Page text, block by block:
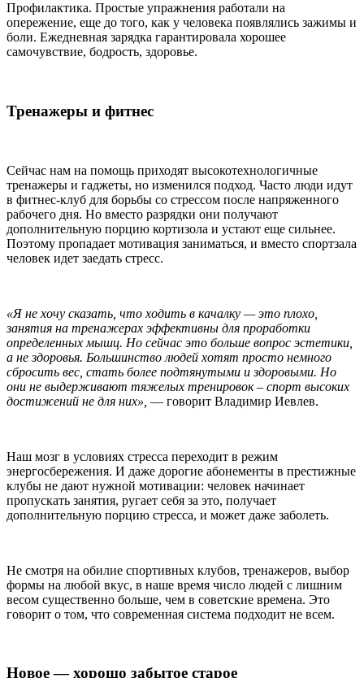
Профилактика. Простые упражнения работали на
опережение, еще до того, как у человека появлялись зажимы и
боли. Ежедневная зарядка гарантировала хорошее
самочувствие, бодрость, здоровье.
Тренажеры и фитнес
Сейчас нам на помощь приходят высокотехнологичные
тренажеры и гаджеты, но изменился подход. Часто люди идут
в фитнес-клуб для борьбы со стрессом после напряженного
рабочего дня. Но вместо разрядки они получают
дополнительную порцию кортизола и устают еще сильнее.
Поэтому пропадает мотивация заниматься, и вместо спортзала
человек идет заедать стресс.
«Я не хочу сказать, что ходить в качалку — это плохо,
занятия на тренажерах эффективны для проработки
определенных мышц. Но сейчас это больше вопрос эстетики,
а не здоровья. Большинство людей хотят просто немного
сбросить вес, стать более подтянутыми и здоровыми. Но
они не выдерживают тяжелых тренировок – спорт высоких
достижений не для них», — говорит Владимир Иевлев.
Наш мозг в условиях стресса переходит в режим
энергосбережения. И даже дорогие абонементы в престижные
клубы не дают нужной мотивации: человек начинает
пропускать занятия, ругает себя за это, получает
дополнительную порцию стресса, и может даже заболеть.
Не смотря на обилие спортивных клубов, тренажеров, выбор
формы на любой вкус, в наше время число людей с лишним
весом существенно больше, чем в советские времена. Это
говорит о том, что современная система подходит не всем.
Новое — хорошо забытое старое